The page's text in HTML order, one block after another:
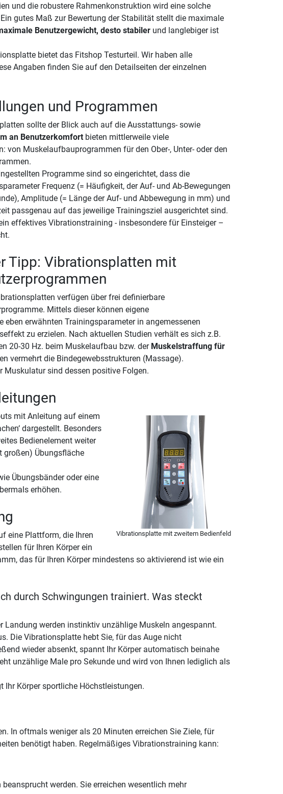
und die robustere Rahmenkonstruktion wird eine solche
gutes Maß zur Bewertung der Stabilität stellt die maximale
Benutzergewicht, desto stabilerund langlebiger ist
bietet das Fitshop Testurteil. Wir haben alle
Angaben finden Sie auf den Detailseiten der einzelnen
und Programmen
sollte der Blick auch auf die Ausstattungs- sowie
an Benutzerkomfortbieten mittlerweile viele
Muskelaufbauprogrammen für den Ober-, Unter- oder den
Programme sind so eingerichtet, dass die
Frequenz (= Häufigkeit, der Auf- und Ab-Bewegungen
Amplitude (= Länge der Auf- und Abbewegung in mm) und
passgenau auf das jeweilige Trainingsziel ausgerichtet sind.
effektives Vibrationstraining - insbesondere für Einsteiger –
Tipp: Vibrationsplatten mit
verfügen über frei definierbare
Mittels dieser können eigene
erwähnten Trainingsparameter in angemessenen
zu erzielen. Nach aktuellen Studien verhält es sich z.B.
20-30 Hz. beim Muskelaufbau bzw. der Muskelstraffung für
vermehrt die Bindegewebsstrukturen (Massage).
sind dessen positive Folgen.
Vibrationsplatte mit zweitem Bedienfeld
mit Anleitung auf einem
dargestellt. Besonders
Bedienelement weiter
großen) Übungsfläche
Übungsbänder oder eine
erhöhen.
eine Plattform, die Ihren
für Ihren Körper ein
das für Ihren Körper mindestens so aktivierend ist wie ein
durch Schwingungen trainiert. Was steckt
Landung werden instinktiv unzählige Muskeln angespannt.
Die Vibrationsplatte hebt Sie, für das Auge nicht
wieder absenkt, spannt Ihr Körper automatisch beinahe
unzählige Male pro Sekunde und wird von Ihnen lediglich als
Ihr Körper sportliche Höchstleistungen.
In oftmals weniger als 20 Minuten erreichen Sie Ziele, für
benötigt haben. Regelmäßiges Vibrationstraining kann:
werden. Sie erreichen wesentlich mehr